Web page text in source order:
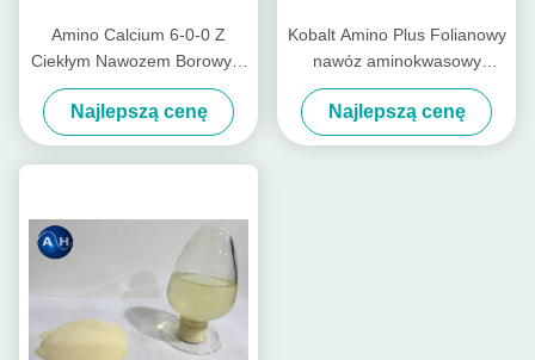
Amino Calcium 6-0-0 Z
Ciekłym Nawozem Borowym
Do Warzyw W Kolorze
żółtym
Najlepszą cenę
Kobalt Amino Plus Folianowy
nawóz aminokwasowy
chelatowy do natryskiwania
dolistnego
Najlepszą cenę